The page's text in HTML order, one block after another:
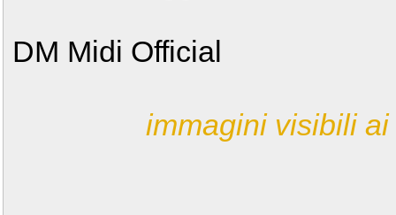
DM Midi Official
immagini visibili